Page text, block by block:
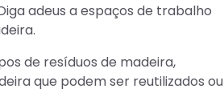
adeus a espaços de trabalho
de resíduos de madeira,
que podem ser reutilizados ou